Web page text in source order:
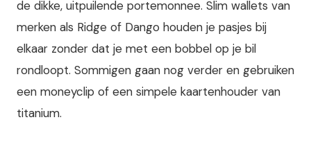
de dikke, uitpuilende portemonnee. Slim wallets van
merken als Ridge of Dango houden je pasjes bij
elkaar zonder dat je met een bobbel op je bil
rondloopt. Sommigen gaan nog verder en gebruiken
een moneyclip of een simpele kaartenhouder van
titanium.